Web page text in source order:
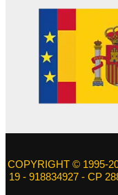
COPYRIGHT © 1995-
19 - 918834927 - CP